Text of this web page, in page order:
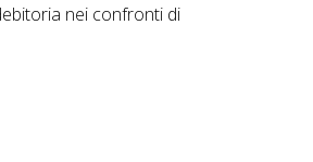
nei confronti di